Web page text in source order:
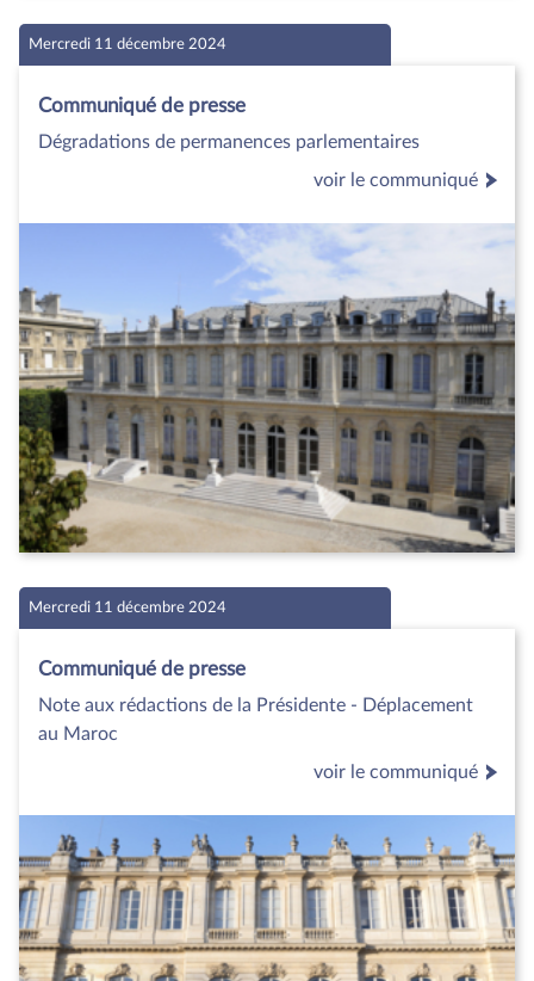
Mercredi 11 décembre 2024
Communiqué de presse
Dégradations de permanences parlementaires
voir le communiqué
Mercredi 11 décembre 2024
Communiqué de presse
Note aux rédactions de la Présidente - Déplacement
au Maroc
voir le communiqué